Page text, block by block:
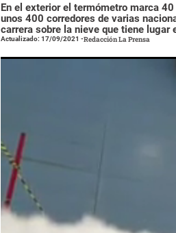
En el exterior el termómetro marca
unos 400 corredores de varias
carrera sobre la nieve que tiene lugar
Actualizado: 17/09/2021 -Redacción La Prensa